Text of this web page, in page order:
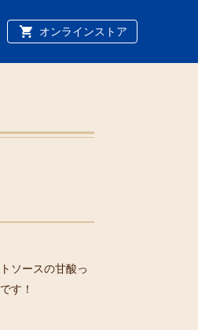
オンラインストア
ソースの甘酸っ
す！